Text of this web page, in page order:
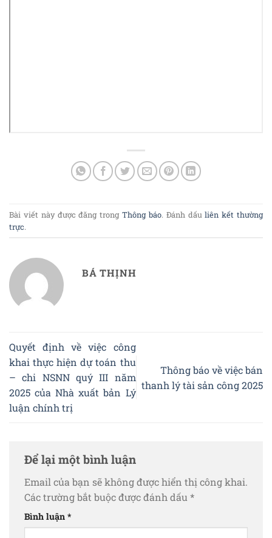
Bài viết này được đăng trong Thông báo. Đánh dấuliên kết thường
trực.
BÁ THỊNH
Quyết định về việc công
khai thực hiện dự toán thu
– chi NSNN quý III năm
2025 của Nhà xuất bản Lý
luận chính trị
Thông báo về việc bán
thanh lý tài sản công 2025
Để lại một bình luận
Email của bạn sẽ không được hiển thị công khai.
Các trường bắt buộc được đánh dấu *
Bình luận *